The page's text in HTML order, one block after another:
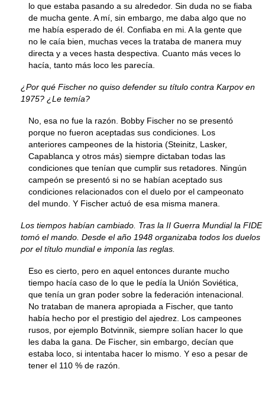
lo que estaba pasando a su alrededor. Sin duda no se fiaba
de mucha gente. A mí, sin embargo, me daba algo que no
me había esperado de él. Confiaba en mi. A la gente que
no le caía bien, muchas veces la trataba de manera muy
directa y a veces hasta despectiva. Cuanto más veces lo
hacía, tanto más loco les parecía.
¿Por qué Fischer no quiso defender su título contra Karpov en
1975? ¿Le temía?
No, esa no fue la razón. Bobby Fischer no se presentó
porque no fueron aceptadas sus condiciones. Los
anteriores campeones de la historia (Steinitz, Lasker,
Capablanca y otros más) siempre dictaban todas las
condiciones que tenían que cumplir sus retadores. Ningún
campeón se presentó si no se habían aceptado sus
condiciones relacionados con el duelo por el campeonato
del mundo. Y Fischer actuó de esa misma manera.
Los tiempos habían cambiado. Tras la II Guerra Mundial la FIDE
tomó el mando. Desde el año 1948 organizaba todos los duelos
por el título mundial e imponía las reglas.
Eso es cierto, pero en aquel entonces durante mucho
tiempo hacía caso de lo que le pedía la Unión Soviética,
que tenía un gran poder sobre la federación intenacional.
No trataban de manera apropiada a Fischer, que tanto
había hecho por el prestigio del ajedrez. Los campeones
rusos, por ejemplo Botvinnik, siempre solían hacer lo que
les daba la gana. De Fischer, sin embargo, decían que
estaba loco, si intentaba hacer lo mismo. Y eso a pesar de
tener el 110 % de razón.